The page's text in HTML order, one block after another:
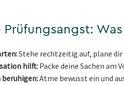
Prüfungsangst:
Stehe rechtzeitig auf, plane
hilft:Packe deine Sachen am
beruhigen:Atme bewusst ein und